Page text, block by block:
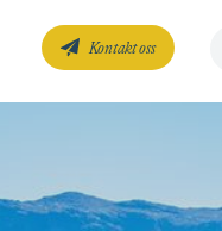
Kontakt oss